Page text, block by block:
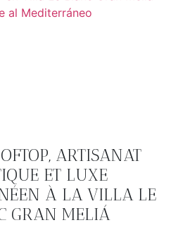
ARTISANAT
ET LUXE
À LA VILLA LE
GRAN MELIÁ